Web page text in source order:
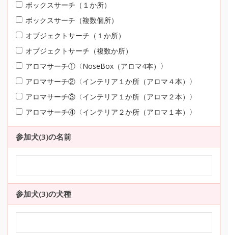
ボックスサーチ（１か所）
ボックスサーチ（複数個所）
オブジェクトサーチ（１か所）
オブジェクトサーチ（複数か所）
アロマサーチ①〈NoseBox（アロマ4本）〉
アロマサーチ②〈インテリア１か所（アロマ４本）〉
アロマサーチ③〈インテリア１か所（アロマ２本）〉
アロマサーチ④〈インテリア２か所（アロマ１本）〉
参加犬(3)の名前
参加犬(3)の犬種